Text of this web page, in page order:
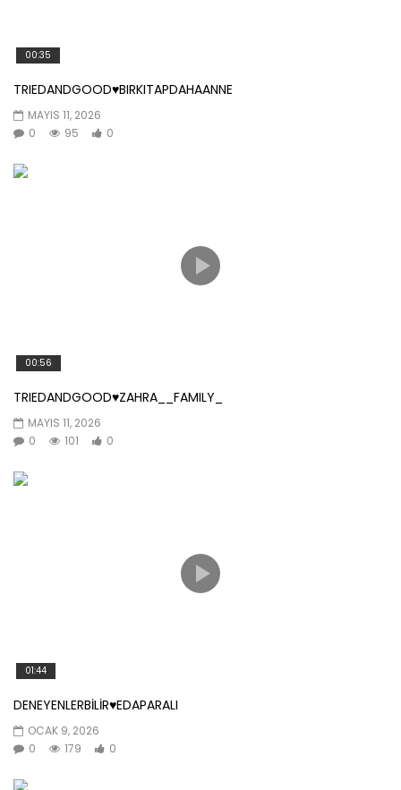
00:35
TRIEDANDGOOD♥️BIRKITAPDAHAANNE
MAYIS 11, 2026
0
95 0
00:56
TRIEDANDGOOD♥️ZAHRA__FAMILY_
MAYIS 11, 2026
0
101 0
01:44
DENEYENLERBİLİR♥️EDAPARALI
OCAK 9, 2026
0
179 0